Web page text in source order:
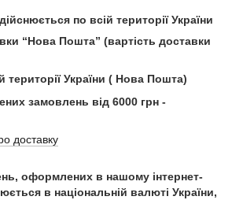
по всій території України
“Нова Пошта” (вартість доставки
території України ( Нова Пошта)
замовлень від 6000 грн -
доставку
оформлених в нашому інтернет-
в національній валюті України,